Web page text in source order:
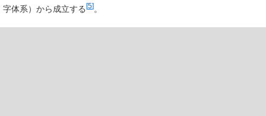
字体系）から成立する [5] 。